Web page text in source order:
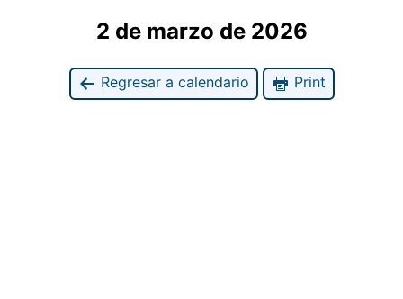
2 de marzo de 2026
Regresar a calendario Print